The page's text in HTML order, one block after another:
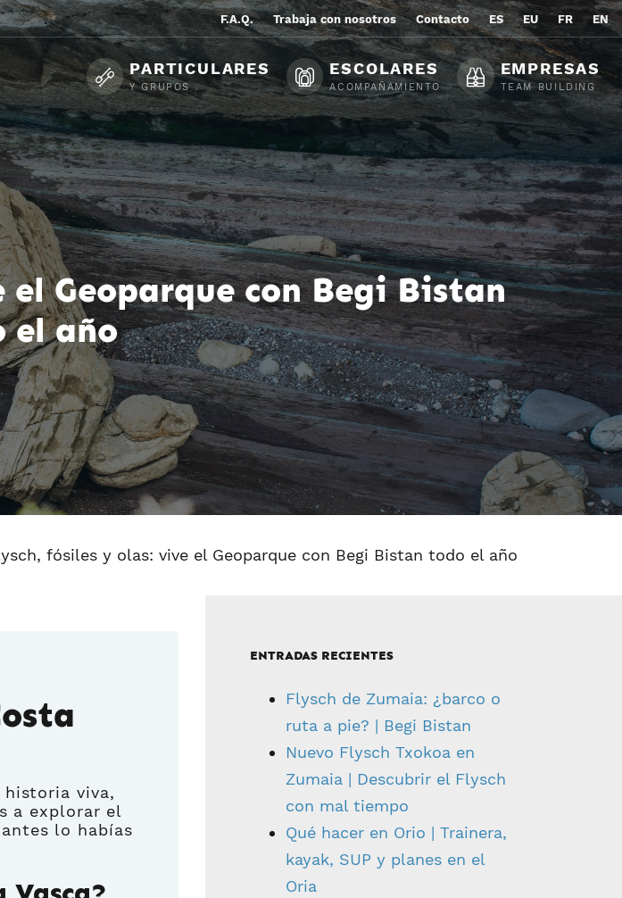
F.A.Q. Trabaja con nosotros Contacto ES EU FR EN
PARTICULARES
Y GRUPOS
ESCOLARES
ACOMPAÑAMIENTO
EMPRESAS
TEAM BUILDING
Geoparque con Begi Bistan
el año
fósiles y olas: vive el Geoparque con Begi Bistan todo el año
historia viva,
a explorar el
lo habías
ENTRADAS RECIENTES
Flysch de Zumaia: ¿barco o
ruta a pie? | Begi Bistan
Nuevo Flysch Txokoa en
Zumaia | Descubrir el Flysch
con mal tiempo
Qué hacer en Orio | Trainera,
kayak, SUP y planes en el
Oria